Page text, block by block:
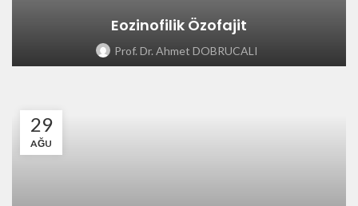
Eozinofilik Özofajit
Prof. Dr. Ahmet DOBRUCALI
29
AĞU